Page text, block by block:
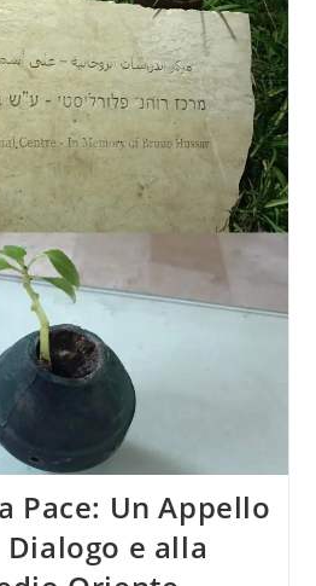
Pace: Un Appello
e alla